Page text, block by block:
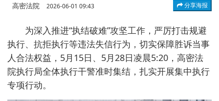
高密法院 2026-06-01 09:43 分享海报
为深入推进“执结破难”攻坚工作，严厉打击规避
执行、抗拒执行等违法失信行为，切实保障胜诉当事
人合法权益，5月15日、5月28日凌晨5:20，高密法
院执行局全体执行干警准时集结，扎实开展集中执行
专项行动。